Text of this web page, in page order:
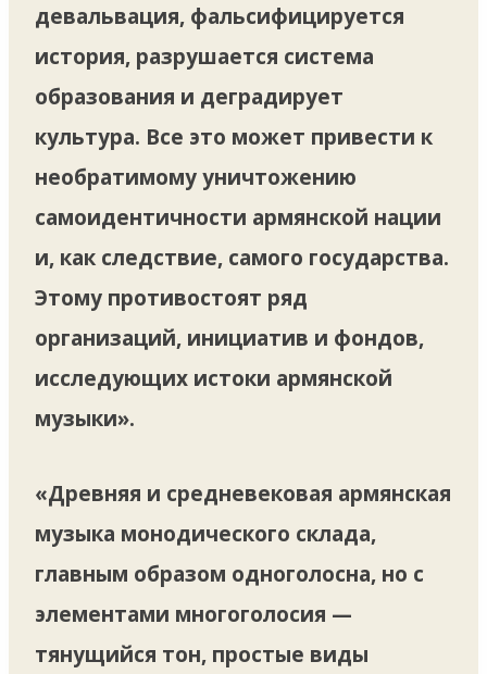
девальвация, фальсифицируется
история, разрушается система
образования и деградирует
культура. Все это может привести к
необратимому уничтожению
самоидентичности армянской нации
и, как следствие, самого государства.
Этому противостоят ряд
организаций, инициатив и фондов,
исследующих истоки армянской
музыки».
«Древняя и средневековая армянская
музыка монодического склада,
главным образом одноголосна, но с
элементами многоголосия —
тянущийся тон, простые виды